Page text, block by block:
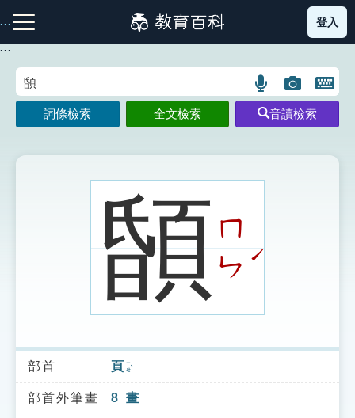
到
主
:::
注音索引圖示 筆畫索引圖示 部首索引表圖示
索引選單
知識索引
登入
:::
語
言
搜
示
圖
片
搜
開
鍵
圖
詞條檢索 全文檢索 音讀檢索
䫒ㄇ
ㄣˊ
部首 頁 ㄧㄝˋ
部首外筆畫 8 畫